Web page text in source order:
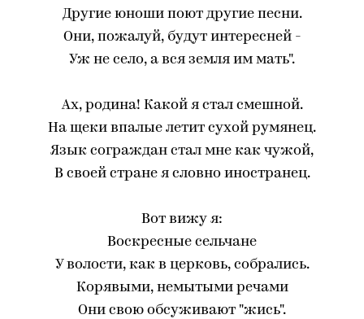
Другие юноши поют другие песни.
Они, пожалуй, будут интересней -
Уж не село, а вся земля им мать".
Ах, родина! Какой я стал смешной.
На щеки впалые летит сухой румянец.
Язык сограждан стал мне как чужой,
В своей стране я словно иностранец.
Вот вижу я:
Воскресные сельчане
У волости, как в церковь, собрались.
Корявыми, немытыми речами
Они свою обсуживают "жись".